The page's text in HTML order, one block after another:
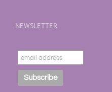
NEWSLETTER